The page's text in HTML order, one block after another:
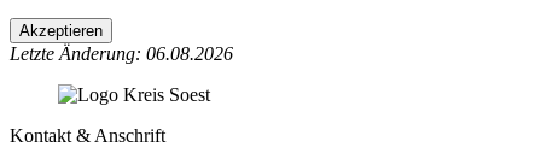
Akzeptieren
Letzte Änderung: 06.08.2026
Kontakt & Anschrift